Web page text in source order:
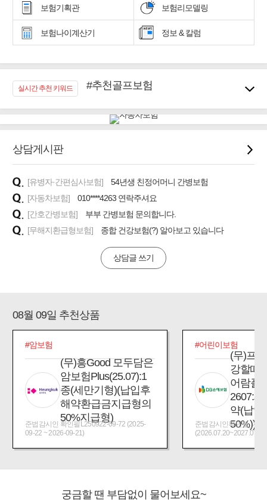
보험기획관 보험리모델링
보험나이계산기 정보 & 칼럼
실시간 추천 키워드
#추천골프보험
#우리집 화재, 도난대비
#노후대비 연금재테크!
#임플란트, 치아치료보장
#무해지 건강보험
#바뀌기전에 4세대 가입
상담게시판
[유병자·간편심사보험]
54년생 친정어머니 간병보험
[자동차보험]
010****4263 연락주셔요
[간호간병보험]
부부 간병보험 문의합니다.
[무해지환급형보험]
종합 건강보험(?) 알아보고 있습니다
상담글 쓰기
08월 09일 추천상품
#암보험
(무)흥Good 모두담은
암보험Plus(25.07):1
종(세만기형)(납입후
해약환급금지급형의
50%지급형)
준법감시인 확인필L250922-09-72 (2025-
09-22 ~ 2026-09-21)
#어린이보험
(무)프
강할때
어람플
2607:
약(납입
50%))
준법감시인확인필_제
궁금할 땐 부담없이 물어보세요~